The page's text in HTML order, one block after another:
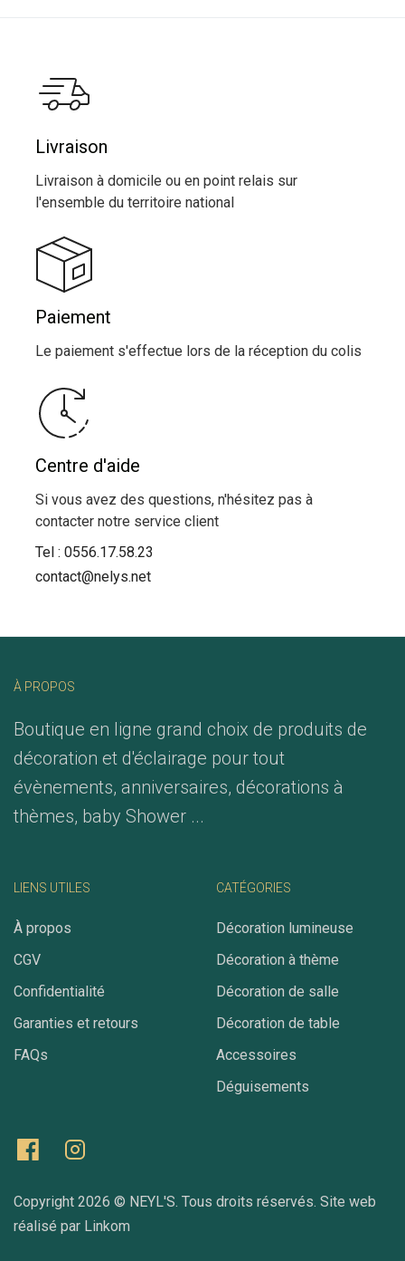
Livraison
Livraison à domicile ou en point relais sur
l'ensemble du territoire national
Paiement
Le paiement s'effectue lors de la réception du colis
Centre d'aide
Si vous avez des questions, n'hésitez pas à
contacter notre service client
Tel : 0556.17.58.23
contact@nelys.net
À PROPOS
Boutique en ligne grand choix de produits de
décoration et d'éclairage pour tout
évènements, anniversaires, décorations à
thèmes, baby Shower ...
LIENS UTILES
À propos
CGV
Confidentialité
Garanties et retours
FAQs
CATÉGORIES
Décoration lumineuse
Décoration à thème
Décoration de salle
Décoration de table
Accessoires
Déguisements
Copyright 2026 © NEYL'S. Tous droits réservés. Site web
réalisé par Linkom